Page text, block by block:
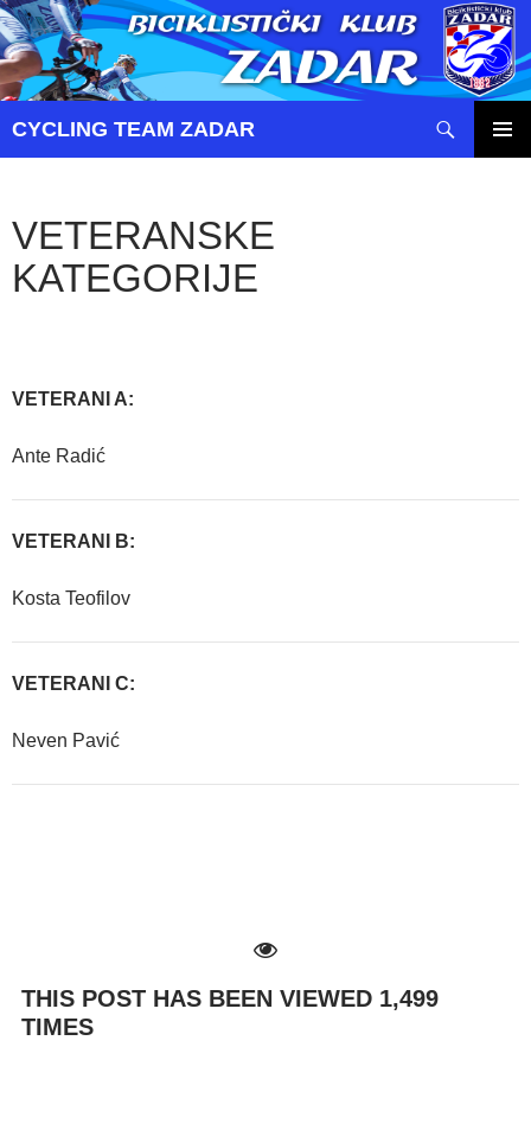
CYCLING TEAM ZADAR
VETERANSKE
KATEGORIJE
VETERANI A:
Ante Radić
VETERANI B:
Kosta Teofilov
VETERANI C:
Neven Pavić
THIS POST HAS BEEN VIEWED 1,499
TIMES